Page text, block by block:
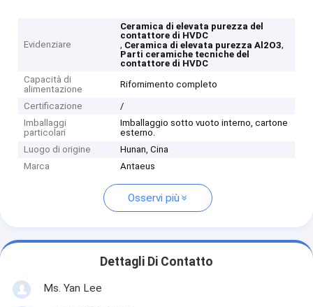
Evidenziare
Ceramica di elevata purezza del
contattore di HVDC
, Ceramica di elevata purezza Al2O3,
Parti ceramiche tecniche del
contattore di HVDC
Capacità di
alimentazione
Rifornimento completo
Certificazione
/
Imballaggi
particolari
Imballaggio sotto vuoto interno, cartone
esterno.
Luogo di origine
Hunan, Cina
Marca
Antaeus
Osservi più
Dettagli Di Contatto
Ms. Yan Lee